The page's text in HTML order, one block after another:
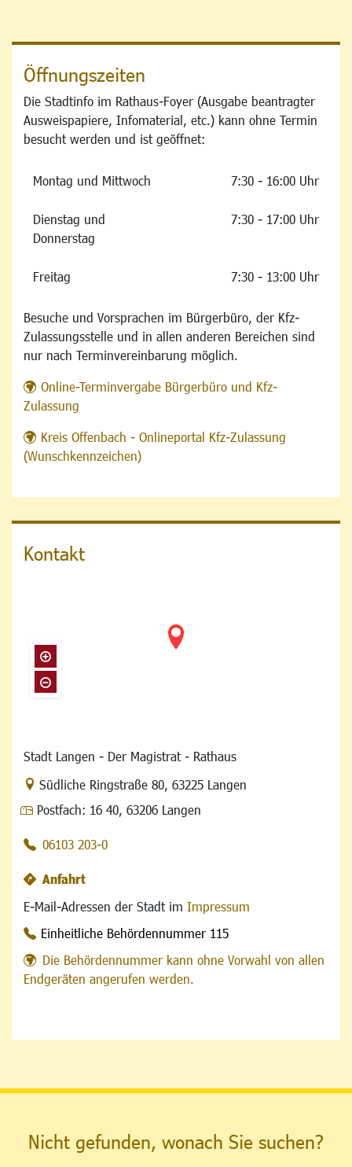
Öffnungszeiten
Die Stadtinfo im Rathaus-Foyer (Ausgabe beantragter
Ausweispapiere, Infomaterial, etc.) kann ohne Termin
besucht werden und ist geöffnet:
Montag und Mittwoch 7:30 - 16:00 Uhr
Dienstag und
Donnerstag
7:30 - 17:00 Uhr
Freitag 7:30 - 13:00 Uhr
Besuche und Vorsprachen im Bürgerbüro, der Kfz-
Zulassungsstelle und in allen anderen Bereichen sind
nur nach Terminvereinbarung möglich.
Online-Terminvergabe Bürgerbüro und Kfz-
Zulassung
Kreis Offenbach - Onlineportal Kfz-Zulassung
(Wunschkennzeichen)
Kontakt
Stadt Langen - Der Magistrat - Rathaus
Link zur Google-Maps Navigation
Südliche Ringstraße 80, 63225 Langen
Postfach: 16 40, 63206 Langen
06103 203-0
Anfahrt
E-Mail-Adressen der Stadt im Impressum
Einheitliche Behördennummer 115
Die Behördennummer kann ohne Vorwahl von allen
Endgeräten angerufen werden.
Nicht gefunden, wonach Sie suchen?